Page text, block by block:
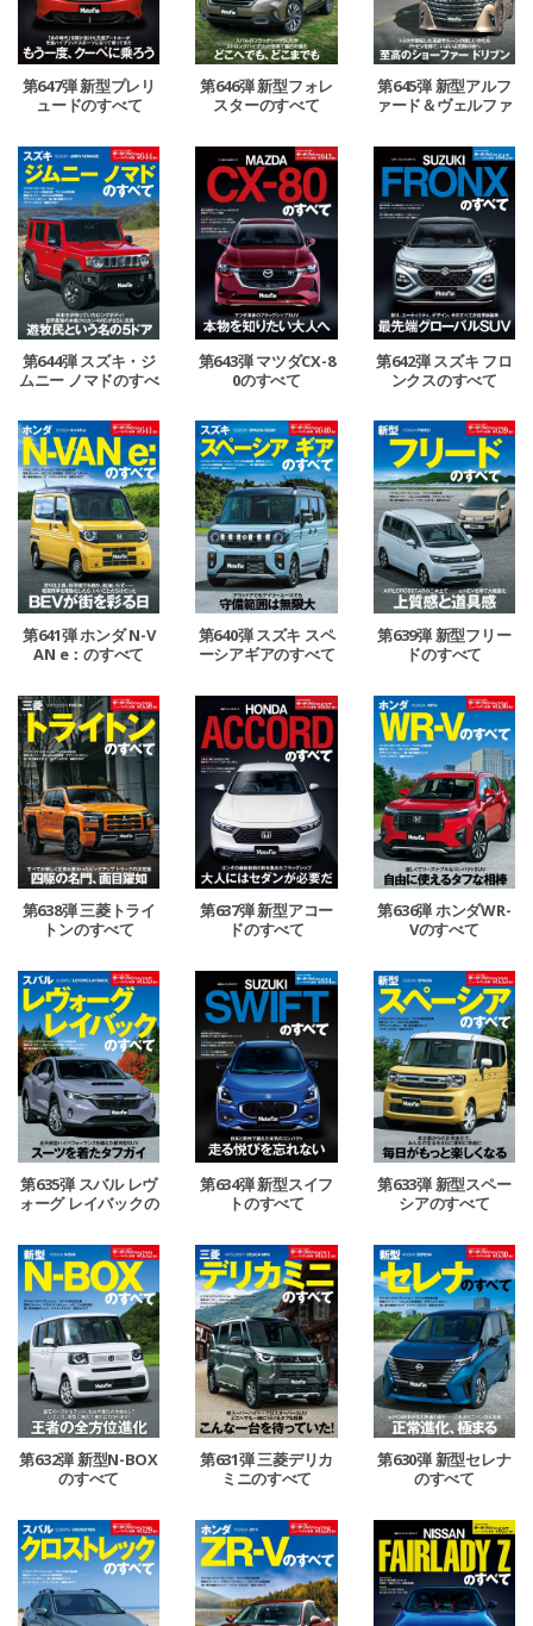
第647弾 新型プレリ
ュードのすべて
第646弾 新型フォレ
スターのすべて
第645弾 新型アルフ
ァード＆ヴェルファ
第644弾 スズキ・ジ
ムニー ノマドのすべ
第643弾 マツダCX-8
0のすべて
第642弾 スズキ フロ
ンクスのすべて
第641弾 ホンダ N-V
AN e：のすべて
第640弾 スズキ スペ
ーシアギアのすべて
第639弾 新型フリー
ドのすべて
第638弾 三菱トライ
トンのすべて
第637弾 新型アコー
ドのすべて
第636弾 ホンダWR-
Vのすべて
第635弾 スバル レヴ
ォーグ レイバックの
第634弾 新型スイフ
トのすべて
第633弾 新型スペー
シアのすべて
第632弾 新型N-BOX
のすべて
第631弾 三菱デリカ
ミニのすべて
第630弾 新型セレナ
のすべて